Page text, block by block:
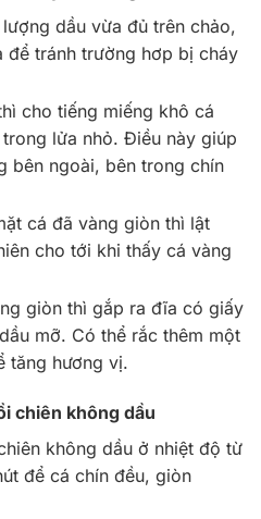
dầu vừa đủ trên chảo,
để tránh trường hơp bị cháy
cho tiếng miếng khô cá
lửa nhỏ. Điều này giúp
bên ngoài, bên trong chín
cá đã vàng giòn thì lật
cho tới khi thấy cá vàng
giòn thì gắp ra đĩa có giấy
mỡ. Có thể rắc thêm một
tăng hương vị.
chiên không dầu
không dầu ở nhiệt độ từ
để cá chín đều, giòn